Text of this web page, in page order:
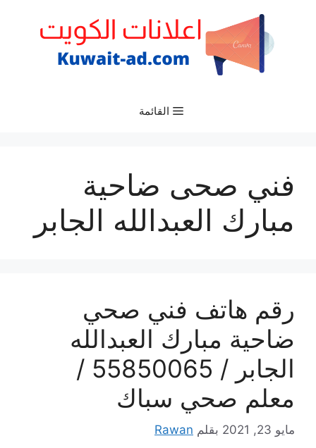
القائمة
فني صحى ضاحية
مبارك العبدالله الجابر
رقم هاتف فني صحي
ضاحية مبارك العبدالله
الجابر / 55850065 /
معلم صحي سباك
مايو 23, 2021 بقلم Rawan